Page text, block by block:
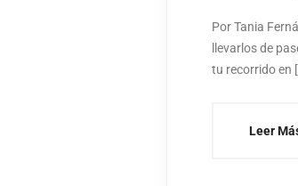
Por Tania
llevarlos de
tu recorrido en
Leer